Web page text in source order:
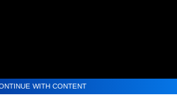
WITH CONTENT